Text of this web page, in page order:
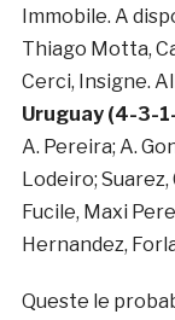
Immobile. A
Thiago Motta,
Cerci, Insigne.
Uruguay (4-3-
A. Pereira; A.
Lodeiro; Suarez,
Fucile, Maxi
Hernandez,
Queste le